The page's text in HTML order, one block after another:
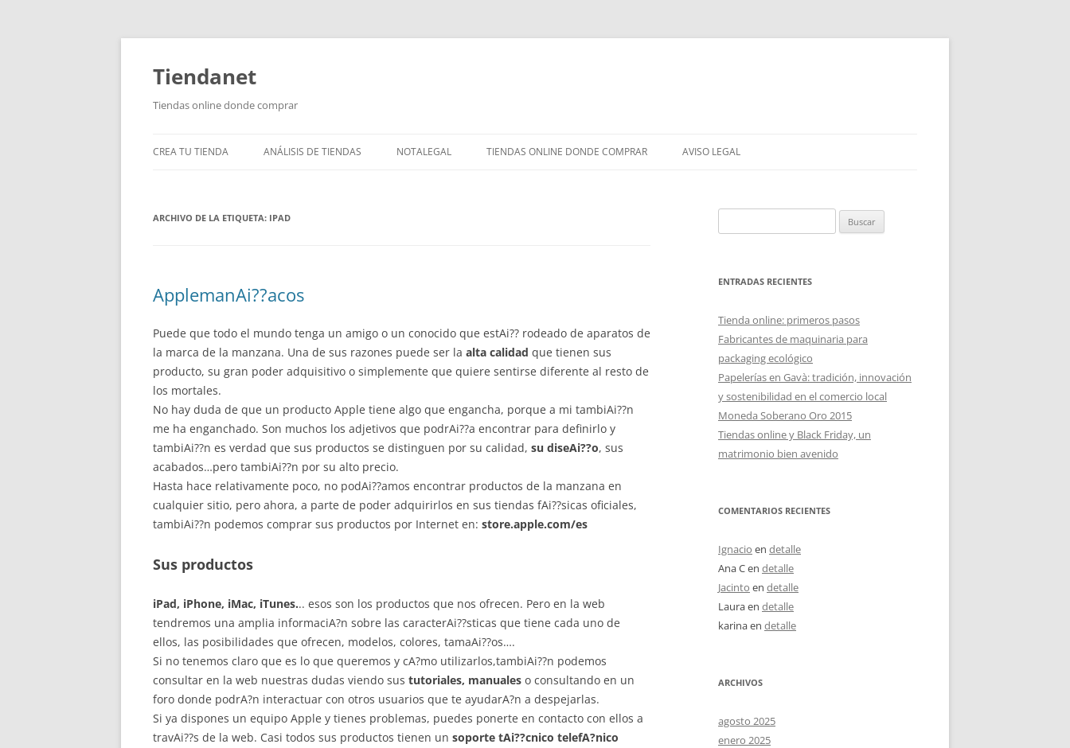
Saltar
contenido
Tiendanet
Tiendas online donde comprar
CREA TU TIENDA ANÁLISIS DE TIENDAS NOTALEGAL TIENDAS ONLINE DONDE COMPRAR AVISO LEGAL
ARCHIVO DE LA ETIQUETA: IPAD
ApplemanAi??acos
Puede que todo el mundo tenga un amigo o un conocido que estAi?? rodeado de aparatos de
la marca de la manzana. Una de sus razones puede ser la alta calidad que tienen sus
producto, su gran poder adquisitivo o simplemente que quiere sentirse diferente al resto de
los mortales.
No hay duda de que un producto Apple tiene algo que engancha, porque a mi tambiAi??n
me ha enganchado. Son muchos los adjetivos que podrAi??a encontrar para definirlo y
tambiAi??n es verdad que sus productos se distinguen por su calidad, su diseAi??o, sus
acabados…pero tambiAi??n por su alto precio.
Hasta hace relativamente poco, no podAi??amos encontrar productos de la manzana en
cualquier sitio, pero ahora, a parte de poder adquirirlos en sus tiendas fAi??sicas oficiales,
tambiAi??n podemos comprar sus productos por Internet en: store.apple.com/es
Sus productos
iPad, iPhone, iMac, iTunes... esos son los productos que nos ofrecen. Pero en la web
tendremos una amplia informaciA?n sobre las caracterAi??sticas que tiene cada uno de
ellos, las posibilidades que ofrecen, modelos, colores, tamaAi??os….
Si no tenemos claro que es lo que queremos y cA?mo utilizarlos,tambiAi??n podemos
consultar en la web nuestras dudas viendo sus tutoriales, manuales o consultando en un
foro donde podrA?n interactuar con otros usuarios que te ayudarA?n a despejarlas.
Si ya dispones un equipo Apple y tienes problemas, puedes ponerte en contacto con ellos a
travAi??s de la web. Casi todos sus productos tienen un soporte tAi??cnico telefA?nico
ENTRADAS RECIENTES
Tienda online: primeros pasos
Fabricantes de maquinaria para
packaging ecológico
Papelerías en Gavà: tradición, innovación
y sostenibilidad en el comercio local
Moneda Soberano Oro 2015
Tiendas online y Black Friday, un
matrimonio bien avenido
COMENTARIOS RECIENTES
Ignacio en detalle
Ana Cen detalle
Jacinto en detalle
Lauraen detalle
karinaen detalle
ARCHIVOS
agosto 2025
enero 2025